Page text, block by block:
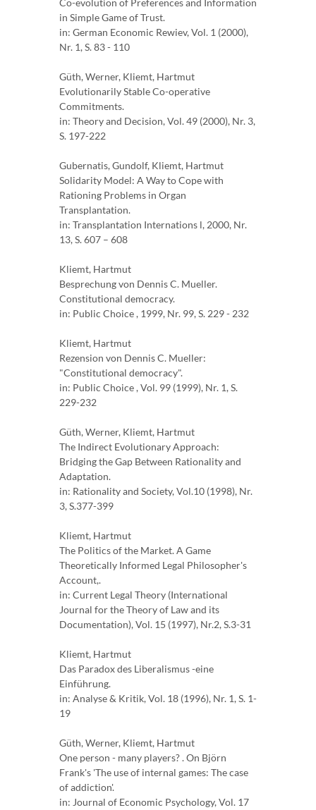
Co-evolution of Preferences and Information
in Simple Game of Trust.
in: German Economic Rewiev, Vol. 1 (2000),
Nr. 1, S. 83 - 110
Güth, Werner, Kliemt, Hartmut
Evolutionarily Stable Co-operative
Commitments.
in: Theory and Decision, Vol. 49 (2000), Nr. 3,
S. 197-222
Gubernatis, Gundolf, Kliemt, Hartmut
Solidarity Model: A Way to Cope with
Rationing Problems in Organ
Transplantation.
in: Transplantation Internations l, 2000, Nr.
13, S. 607 – 608
Kliemt, Hartmut
Besprechung von Dennis C. Mueller.
Constitutional democracy.
in: Public Choice , 1999, Nr. 99, S. 229 - 232
Kliemt, Hartmut
Rezension von Dennis C. Mueller:
"Constitutional democracy".
in: Public Choice , Vol. 99 (1999), Nr. 1, S.
229-232
Güth, Werner, Kliemt, Hartmut
The Indirect Evolutionary Approach:
Bridging the Gap Between Rationality and
Adaptation.
in: Rationality and Society, Vol.10 (1998), Nr.
3, S.377-399
Kliemt, Hartmut
The Politics of the Market. A Game
Theoretically Informed Legal Philosopher's
Account,.
in: Current Legal Theory (International
Journal for the Theory of Law and its
Documentation), Vol. 15 (1997), Nr.2, S.3-31
Kliemt, Hartmut
Das Paradox des Liberalismus -eine
Einführung.
in: Analyse & Kritik, Vol. 18 (1996), Nr. 1, S. 1-
19
Güth, Werner, Kliemt, Hartmut
One person - many players? . On Björn
Frank's 'The use of internal games: The case
of addiction'.
in: Journal of Economic Psychology, Vol. 17